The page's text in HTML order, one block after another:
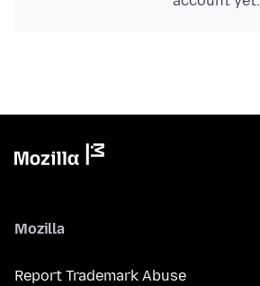
Mozilla
Report Trademark Abuse